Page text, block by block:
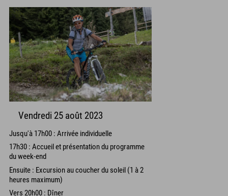
Vendredi 25 août 2023
Jusqu'à 17h00 : Arrivée individuelle
17h30 : Accueil et présentation du programme
du week-end
Ensuite : Excursion au coucher du soleil (1 à 2
heures maximum)
Vers 20h00 : Dîner